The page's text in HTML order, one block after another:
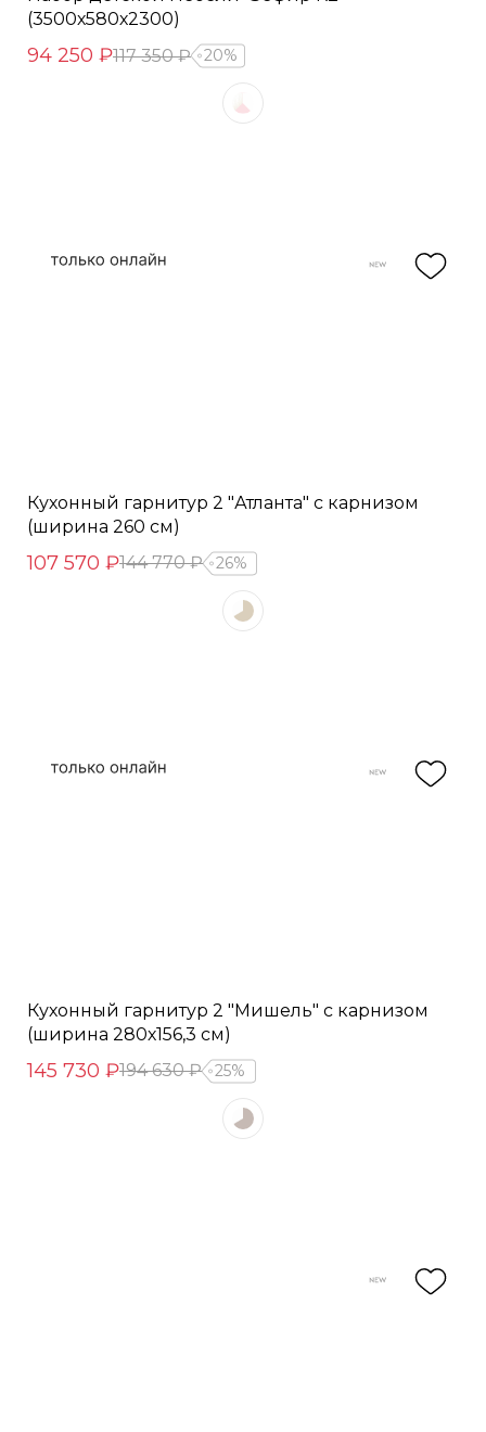
(3500х580х2300)
94 250 ₽117 350 ₽ 20%
Кухонный гарнитур 2 "Атланта" с карнизом
(ширина 260 см)
107 570 ₽144 770 ₽ 26%
Кухонный гарнитур 2 "Мишель" с карнизом
(ширина 280х156,3 см)
145 730 ₽194 630 ₽ 25%